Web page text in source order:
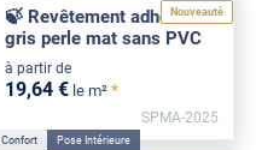
Nouveauté
🍃 Revêtement adhésif
gris perle mat sans PVC
à partir de
19,64 € le m² *
SPMA-2025
Confort Pose Intérieure